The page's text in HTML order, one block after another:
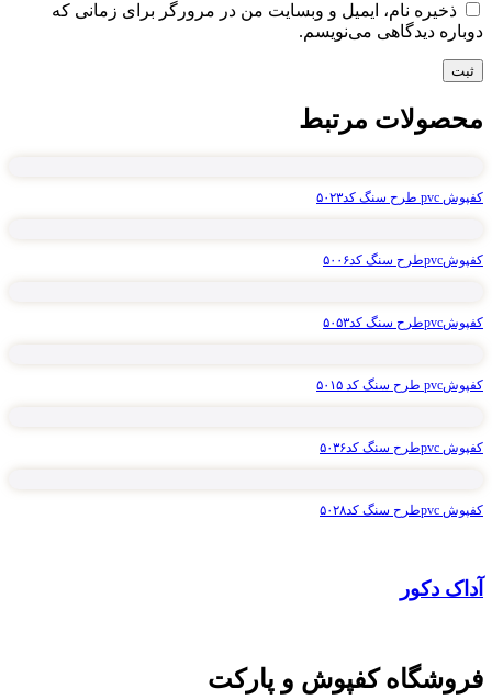
ذخیره نام، ایمیل و وبسایت من در مرورگر برای زمانی که
دوباره دیدگاهی می‌نویسم.
محصولات مرتبط
کفپوش pvc طرح سنگ کد۵۰۲۳
کفپوشpvcطرح سنگ کد۵۰۰۶
کفپوشpvcطرح سنگ کد۵۰۵۳
کفپوشpvc طرح سنگ کد ۵۰۱۵
کفپوش pvcطرح سنگ کد۵۰۳۶
کفپوش pvcطرح سنگ کد۵۰۲۸
آداک دکور
فروشگاه کفپوش و پارکت